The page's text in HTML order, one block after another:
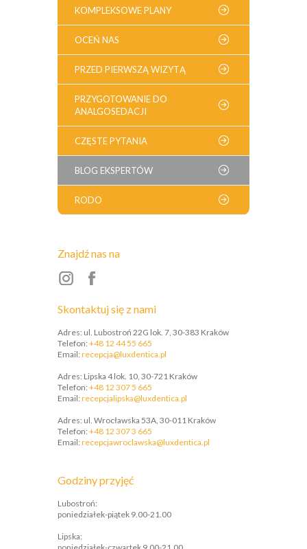
KOMPLEKSOWE PLANY
OCEŃ NAS
PRZED PIERWSZĄ WIZYTĄ
PRZYGOTOWANIE DO
ANALGOSEDACJI
CZĘSTE PYTANIA
BLOG EKSPERTÓW
RODO
Znajdź nas na
Skontaktuj się z nami
Adres: ul. Lubostroń 22G lok. 7, 30-383 Kraków
Telefon: +48 12 44 55 665
Email: recepcja@luxdentica.pl
Adres: Lipska 4 lok. 10, 30-721 Kraków
Telefon: +48 12 307 5 665
​Email: recepcjalipska@luxdentica.pl
Adres: ul. Wrocławska 53A, 30-011 Kraków
Telefon: +48 12 307 3 665
​Email: recepcjawroclawska@luxdentica.pl
Godziny przyjęć
Lubostroń:
poniedziałek-piątek 9.00-21.00
Lipska: